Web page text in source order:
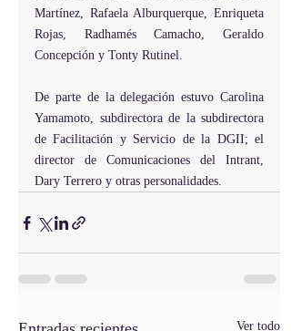
Martínez, Rafaela Alburquerque, Enriqueta
Rojas, Radhamés Camacho, Geraldo
Concepción y Tonty Rutinel.
De parte de la delegación estuvo Carolina
Yamamoto, subdirectora de la subdirectora
de Facilitación y Servicio de la DGII; el
director de Comunicaciones del Intrant,
Dary Terrero y otras personalidades.
Ver todo